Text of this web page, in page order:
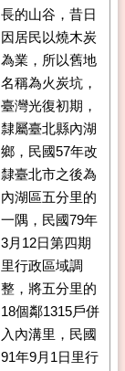
長的山谷，昔日
因居民以燒木炭
為業，所以舊地
名稱為火炭坑，
臺灣光復初期，
隸屬臺北縣內湖
鄉，民國57年改
隸臺北市之後為
內湖區五分里的
一隅，民國79年
3月12日第四期
里行政區域調
整，將五分里的
18個鄰1315戶併
入內溝里，民國
91年9月1日里行